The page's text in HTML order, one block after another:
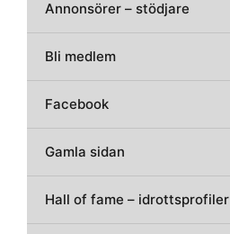
Annonsörer – stödjare
Bli medlem
Facebook
Gamla sidan
Hall of fame – idrottsprofiler